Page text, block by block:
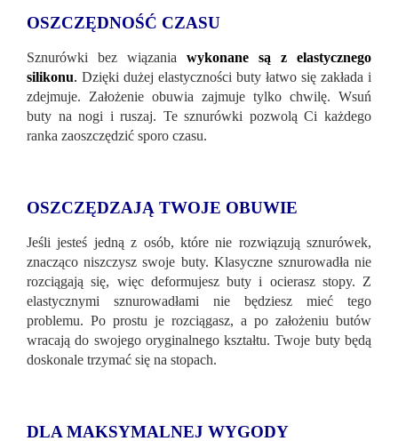
OSZCZĘDNOŚĆ CZASU
Sznurówki bez wiązania
wykonane są z elastycznego
silikonu. Dzięki dużej elastyczności buty łatwo się zakłada i
zdejmuje. Założenie obuwia zajmuje tylko chwilę. Wsuń
buty na nogi i ruszaj. Te sznurówki pozwolą Ci każdego
ranka zaoszczędzić sporo czasu.
OSZCZĘDZAJĄ TWOJE OBUWIE
Jeśli jesteś jedną z osób, które nie rozwiązują sznurówek,
znacząco niszczysz swoje buty. Klasyczne sznurowadła nie
rozciągają się, więc deformujesz buty i ocierasz stopy. Z
elastycznymi sznurowadłami nie będziesz mieć tego
problemu. Po prostu je rozciągasz, a po założeniu butów
wracają do swojego oryginalnego kształtu. Twoje buty będą
doskonale trzymać się na stopach.
DLA MAKSYMALNEJ WYGODY